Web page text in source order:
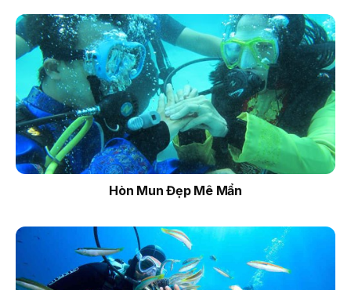
Hòn Mun Đẹp Mê Mẩn